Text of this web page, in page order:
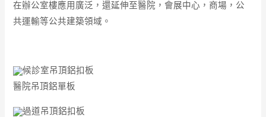
在辦公室樓應用廣泛，還延伸至醫院，會展中心，商場，公
共運輸等公共建築領域。
候診室吊頂鋁扣板
醫院吊頂鋁單板
過道吊頂鋁扣板